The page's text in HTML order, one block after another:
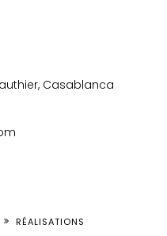
Casablanca
RÉALISATIONS